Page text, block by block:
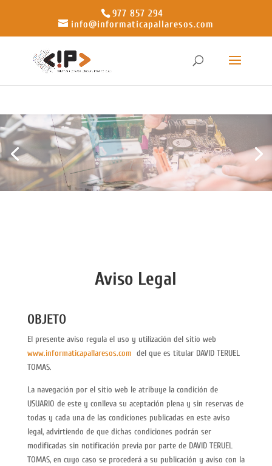
977 857 294
info@informaticapallaresos.com
Aviso Legal
OBJETO
El presente aviso regula el uso y utilización del sitio web
www.informaticapallaresos.com del que es titular DAVID TERUEL
TOMAS.
La navegación por el sitio web le atribuye la condición de
USUARIO de este y conlleva su aceptación plena y sin reservas de
todas y cada una de las condiciones publicadas en este aviso
legal, advirtiendo de que dichas condiciones podrán ser
modificadas sin notificación previa por parte de DAVID TERUEL
TOMAS, en cuyo caso se procederá a su publicación y aviso con la